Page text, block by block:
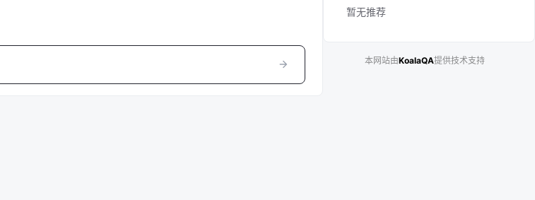
暂无推荐
本网站由KoalaQA提供技术支持